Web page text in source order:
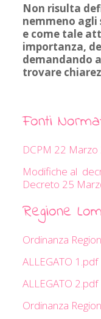
Non risulta
nemmeno agli
e come tale
importanza,
demandando
trovare
Fonti
DCPM 22
Modifiche al
Decreto 25
Regione
Ordinanza
ALLEGATO 1.pdf
ALLEGATO 2.pdf
Ordinanza